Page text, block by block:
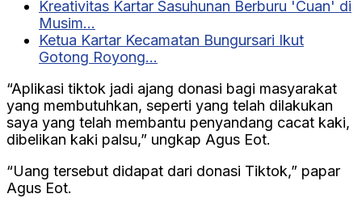
Kreativitas Kartar Sasuhunan Berburu 'Cuan' di
Musim…
Ketua Kartar Kecamatan Bungursari Ikut
Gotong Royong…
“Aplikasi tiktok jadi ajang donasi bagi masyarakat
yang membutuhkan, seperti yang telah dilakukan
saya yang telah membantu penyandang cacat kaki,
dibelikan kaki palsu,” ungkap Agus Eot.
“Uang tersebut didapat dari donasi Tiktok,” papar
Agus Eot.